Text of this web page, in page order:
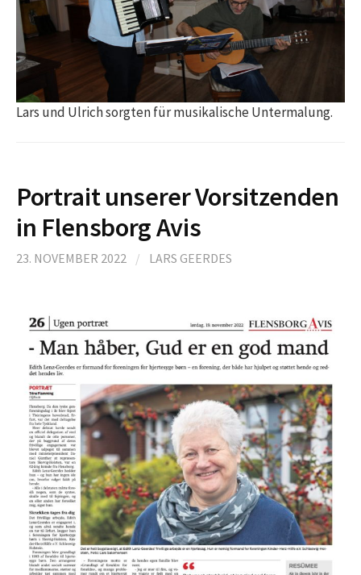
Lars und Ulrich sorgten für musikalische Untermalung.
Portrait unserer Vorsitzenden
in Flensborg Avis
23. NOVEMBER 2022 / LARS GEERDES